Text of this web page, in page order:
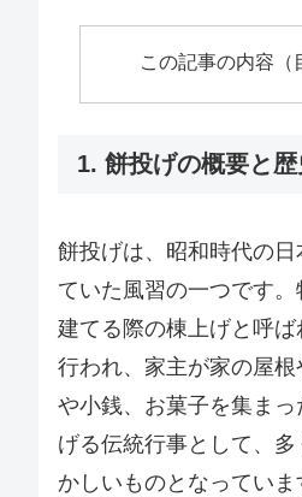
この記事の内容（
1. 餅投げの概要と歴
餅投げは、昭和時代の
ていた風習の一つです
建てる際の棟上げと呼
行われ、家主が家の屋
や小銭、お菓子を集ま
げる伝統行事として、
かしいものとなってい